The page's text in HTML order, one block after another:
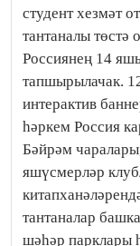
студент хезмәт
тантаналы төстә
Россиянең 14
тапшырылачак.
интерактив
һәркем Россия
Бәйрәм
яшүсмерләр
тантаналар
шәһәр парклары